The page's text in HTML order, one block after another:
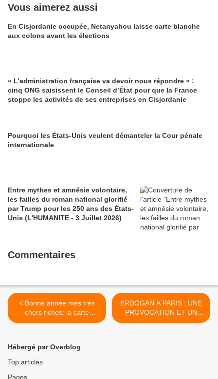
Vous aimerez aussi
En Cisjordanie occupée, Netanyahou laisse carte blanche
aux colons avant les élections
« L’administration française va devoir nous répondre » :
cinq ONG saisissent le Conseil d’État pour que la France
stoppe les activités de ses entreprises en Cisjordanie
Pourquoi les États-Unis veulent démanteler la Cour pénale
internationale
Entre mythes et amnésie volontaire,
les failles du roman national glorifié
par Trump pour les 250 ans des États-
Unis (L'HUMANITE - 3 Juillet 2026)
Commentaires
< Bonne année mes très
chers riches: la carte
blanche de l'écrivain Pierre
ERDOGAN A PARIS : UNE
PROVOCATION ET UN
OUTRAGE (PCF) >
Hébergé par Overblog
Top articles
Pages